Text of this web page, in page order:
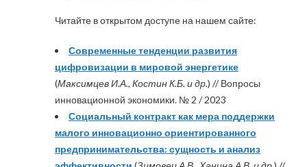
Читайте в открытом доступе на нашем сайте:
Современные тенденции развития
цифровизации в мировой энергетике
(Максимцев И.А., Костин К.Б. и др.) // Вопросы
инновационной экономики. № 2 / 2023
Социальный контракт как мера поддержки
малого инновационно ориентированного
предпринимательства: сущность и анализ